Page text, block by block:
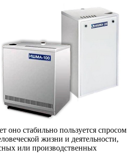
оно стабильно пользуется спросом
жизни и деятельности,
или производственных